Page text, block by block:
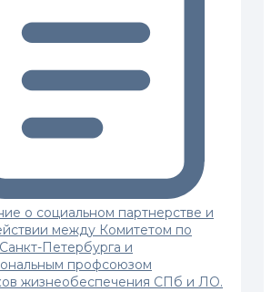
о социальном партнерстве и
между Комитетом по
Петербурга и
профсоюзом
жизнеобеспечения СПб и ЛО.